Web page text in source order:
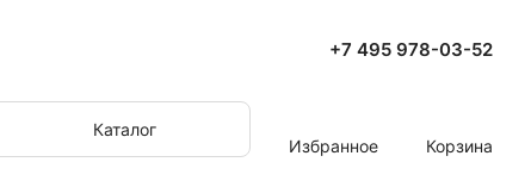
+7 495 978-03-52
Каталог
Избранное
Корзина